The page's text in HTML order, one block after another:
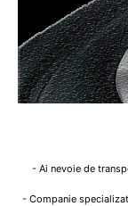
- Ai nevoie de
- Companie